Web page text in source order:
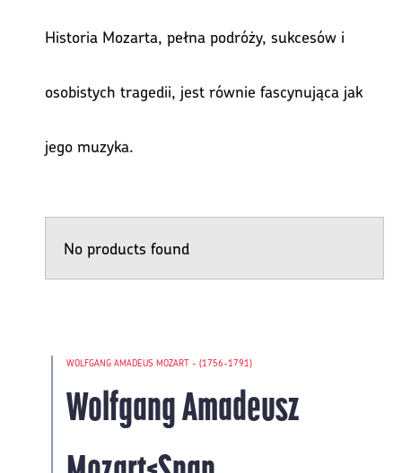
Historia Mozarta, pełna podróży, sukcesów i
osobistych tragedii, jest równie fascynująca jak
jego muzyka.
No products found
WOLFGANG AMADEUS MOZART - (1756-1791)
Wolfgang Amadeusz